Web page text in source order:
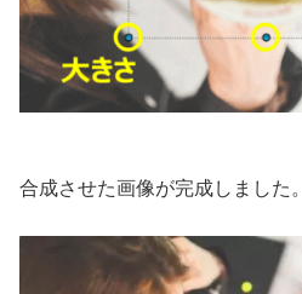
合成させた画像が完成しました。